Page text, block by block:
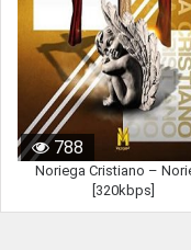
788
Noriega Cristiano –
[320kbps]